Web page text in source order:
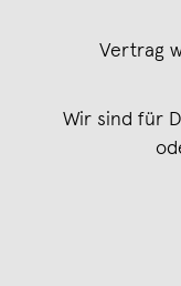
Vertrag
Wir sind für